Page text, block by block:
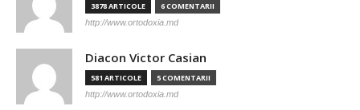
3878 ARTICOLE 6 COMENTARII
http://www.ortodoxia.md
Diacon Victor Casian
581 ARTICOLE 5 COMENTARII
http://www.ortodoxia.md